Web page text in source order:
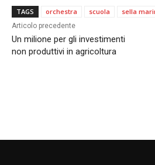
TAGS orchestra scuola sella
Articolo precedente
Un milione per gli investimenti
non produttivi in agricoltura